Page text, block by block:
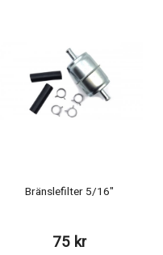
Bränslefilter 5/16"
75 kr